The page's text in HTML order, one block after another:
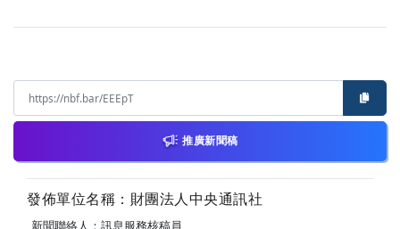
推廣新聞稿
發佈單位名稱：財團法人中央通訊社